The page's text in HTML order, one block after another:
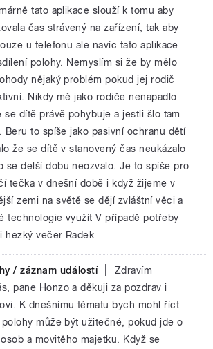
tato aplikace slouží k tomu aby
čas strávený na zařízení, tak aby
u telefonu ale navíc tato aplikace
polohy. Nemyslím si že by mělo
nějaký problém pokud jej rodič
Nikdy mě jako rodiče nenapadlo
se dítě právě pohybuje a jestli šlo tam
Beru to spíše jako pasivní ochranu dětí
že se dítě v stanovený čas neukázalo
se delší dobu neozvalo. Je to spíše pro
tečka v dnešní době i když žijeme v
zemi na světě se dějí zvláštní věci a
technologie využít V případě potřeby
hezký večer Radek
/ záznam událostí
Zdravím
pane Honzo a děkuji za pozdrav i
K dnešnímu tématu bych mohl říct
může být užitečné, pokud jde o
a movitěho majetku. Když se